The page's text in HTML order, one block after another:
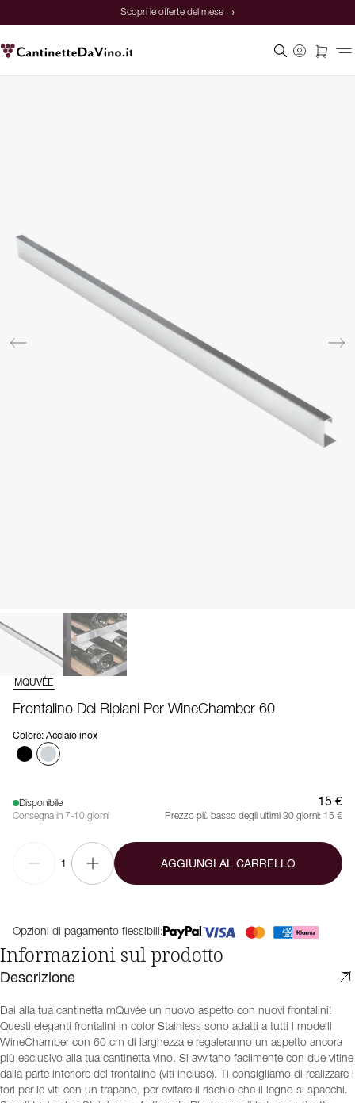
Scopri le offerte del mese →
MQUVÉE
Frontalino Dei Ripiani Per WineChamber 60
Colore: Acciaio inox
Disponibile
Consegna in 7-10 giorni
15 €
Prezzo più basso degli ultimi 30 giorni: 15 €
1 AGGIUNGI AL CARRELLO
Opzioni di pagamento flessibili:
Informazioni sul prodotto
Descrizione
Dai alla tua cantinetta mQuvée un nuovo aspetto con nuovi frontalini!
Questi eleganti frontalini in color Stainless sono adatti a tutti i modelli
WineChamber con 60 cm di larghezza e regaleranno un aspetto ancora
più esclusivo alla tua cantinetta vino. Si avvitano facilmente con due vitine
dalla parte inferiore del frontalino (viti incluse). Ti consigliamo di realizzare i
fori per le viti con un trapano, per evitare il rischio che il legno si spacchi.